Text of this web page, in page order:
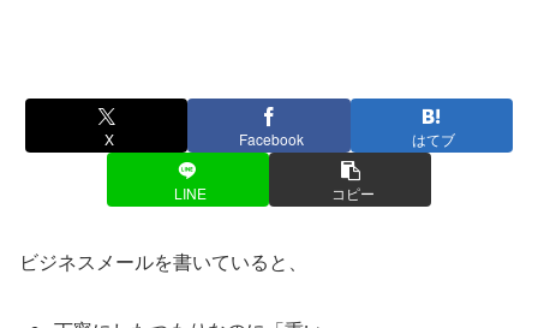
X Facebook はてブ
LINE コピー
ビジネスメールを書いていると、